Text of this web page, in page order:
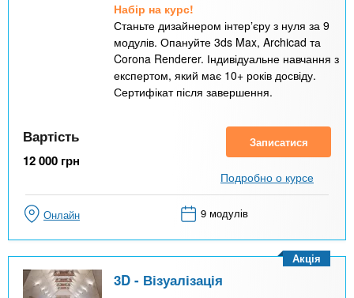
Набір на курс!
Станьте дизайнером інтерʼєру з нуля за 9
модулів. Опануйте 3ds Max, Archicad та
Corona Renderer. Індивідуальне навчання з
експертом, який має 10+ років досвіду.
Сертифікат після завершення.
Вартість
12 000 грн
Записатися
Подробно о курсе
Онлайн 9 модулів
3D - Візуалізація
Акція